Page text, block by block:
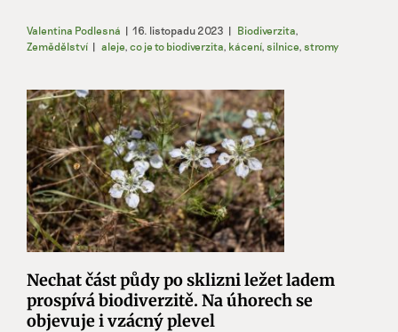
Valentina Podlesná | 16. listopadu 2023 | Biodiverzita
Zemědělství | aleje co je to biodiverzita kácení, silnice stromy
Nechat část půdy po sklizni ležet ladem
prospívá biodiverzitě. Na úhorech se
objevuje i vzácný plevel